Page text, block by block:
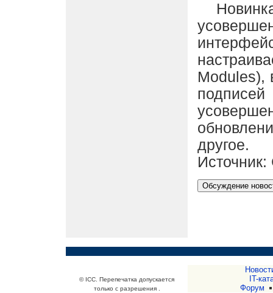
Новинка
Modules),
другое.
© ICC. Перепечатка допускается
только с разрешения .
IT-
Форум